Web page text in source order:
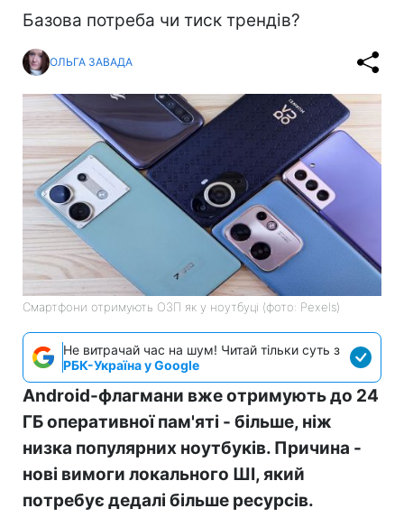
Базова потреба чи тиск трендів?
ОЛЬГА ЗАВАДА
Смартфони отримують ОЗП як у ноутбуці (фото: Pexels)
Не витрачай час на шум! Читай тільки суть з
РБК-Україна у Google
Android-флагмани вже отримують до 24
ГБ оперативної пам'яті - більше, ніж
низка популярних ноутбуків. Причина -
нові вимоги локального ШІ, який
потребує дедалі більше ресурсів.